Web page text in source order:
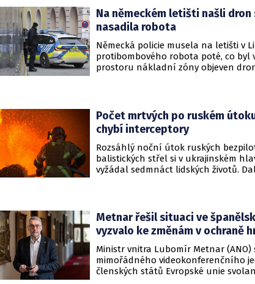
Na německém letišti našli dron
nasadila robota
Německá policie musela na letišti v
protibombového robota poté, co byl
prostoru nákladní zóny objeven
Počet mrtvých po ruském
chybí interceptory
Rozsáhlý noční útok ruských
balistických střel si v ukrajinském
vyžádal sedmnáct lidských životů.
Metnar řešil situaci ve
vyzvalo ke změnám v ochraně
Ministr vnitra Lubomír Metnar (ANO)
mimořádného videokonferenčního
členských států Evropské unie